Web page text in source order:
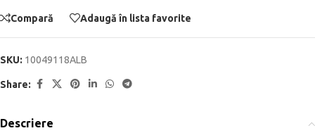
Compară Adaugă în lista favorite
SKU: 10049118ALB
Share:
Descriere